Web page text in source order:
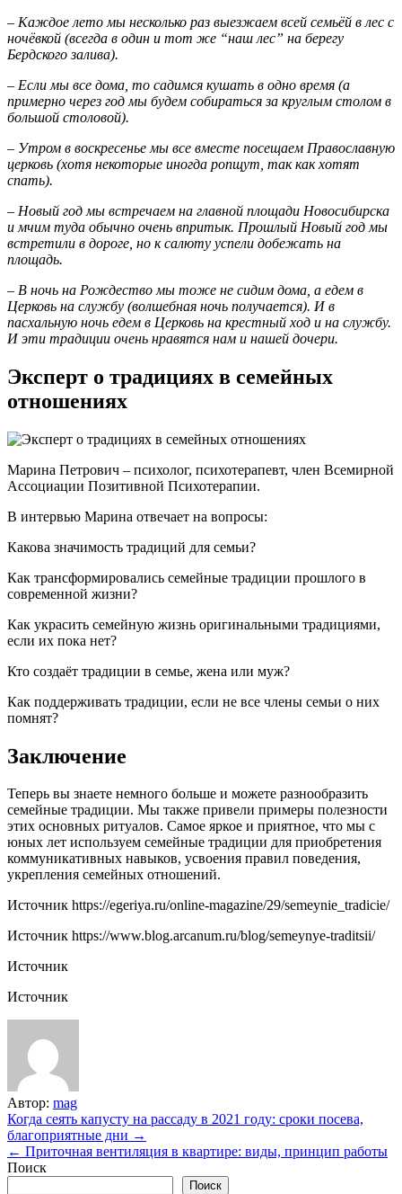
– Каждое лето мы несколько раз выезжаем всей семьёй в лес с
ночёвкой (всегда в один и тот же “наш лес” на берегу
Бердского залива).
– Если мы все дома, то садимся кушать в одно время (а
примерно через год мы будем собираться за круглым столом в
большой столовой).
– Утром в воскресенье мы все вместе посещаем Православную
церковь (хотя некоторые иногда ропщут, так как хотят
спать).
– Новый год мы встречаем на главной площади Новосибирска
и мчим туда обычно очень впритык. Прошлый Новый год мы
встретили в дороге, но к салюту успели добежать на
площадь.
– В ночь на Рождество мы тоже не сидим дома, а едем в
Церковь на службу (волшебная ночь получается). И в
пасхальную ночь едем в Церковь на крестный ход и на службу.
И эти традиции очень нравятся нам и нашей дочери.
Эксперт о традициях в семейных
отношениях
Марина Петрович – психолог, психотерапевт, член Всемирной
Ассоциации Позитивной Психотерапии.
В интервью Марина отвечает на вопросы:
Какова значимость традиций для семьи?
Как трансформировались семейные традиции прошлого в
современной жизни?
Как украсить семейную жизнь оригинальными традициями,
если их пока нет?
Кто создаёт традиции в семье, жена или муж?
Как поддерживать традиции, если не все члены семьи о них
помнят?
Заключение
Теперь вы знаете немного больше и можете разнообразить
семейные традиции. Мы также привели примеры полезности
этих основных ритуалов. Самое яркое и приятное, что мы с
юных лет используем семейные традиции для приобретения
коммуникативных навыков, усвоения правил поведения,
укрепления семейных отношений.
Источник https://egeriya.ru/online-magazine/29/semeynie_tradicie/
Источник https://www.blog.arcanum.ru/blog/semeynye-traditsii/
Источник
Источник
Автор: mag
Навигация
по
записям
Когда сеять капусту на рассаду в 2021 году: сроки посева,
благоприятные дни →
← Приточная вентиляция в квартире: виды, принцип работы
Поиск
Поиск